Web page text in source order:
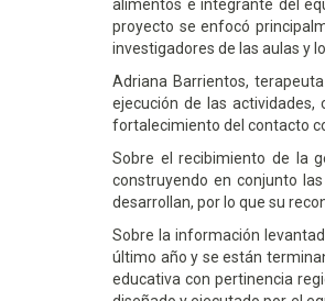
alimentos e integrante del
proyecto se enfocó
investigadores de las aulas y
Adriana Barrientos,
ejecución de las
fortalecimiento del contacto
Sobre el recibimiento de la
construyendo en conjunto
desarrollan, por lo que su
Sobre la información
último año y se están
educativa con pertinencia